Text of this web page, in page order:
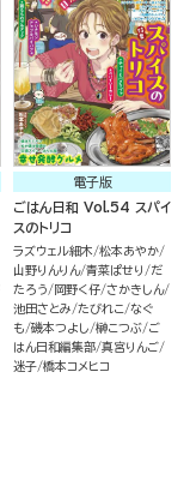
電子版
ごはん日和 Vol.54 スパイ
スのトリコ
ラズウェル細木 松本あやか
山野りんりん 青菜ぱせり
だ
たろう
岡野く仔 さかきしん
池田さとみ たびれこ なぐ
も 磯本つよし 榊こつぶ ご
はん日和編集部 真宮りんご
迷子 橋本コメヒコ